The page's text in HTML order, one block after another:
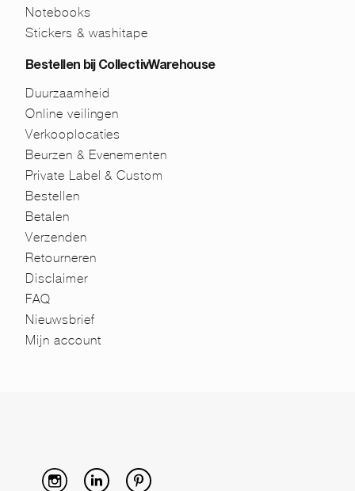
Notebooks
Stickers & washitape
Bestellen bij CollectivWarehouse
Duurzaamheid
Online veilingen
Verkooplocaties
Beurzen & Evenementen
Private Label & Custom
Bestellen
Betalen
Verzenden
Retourneren
Disclaimer
FAQ
Nieuwsbrief
Mijn account